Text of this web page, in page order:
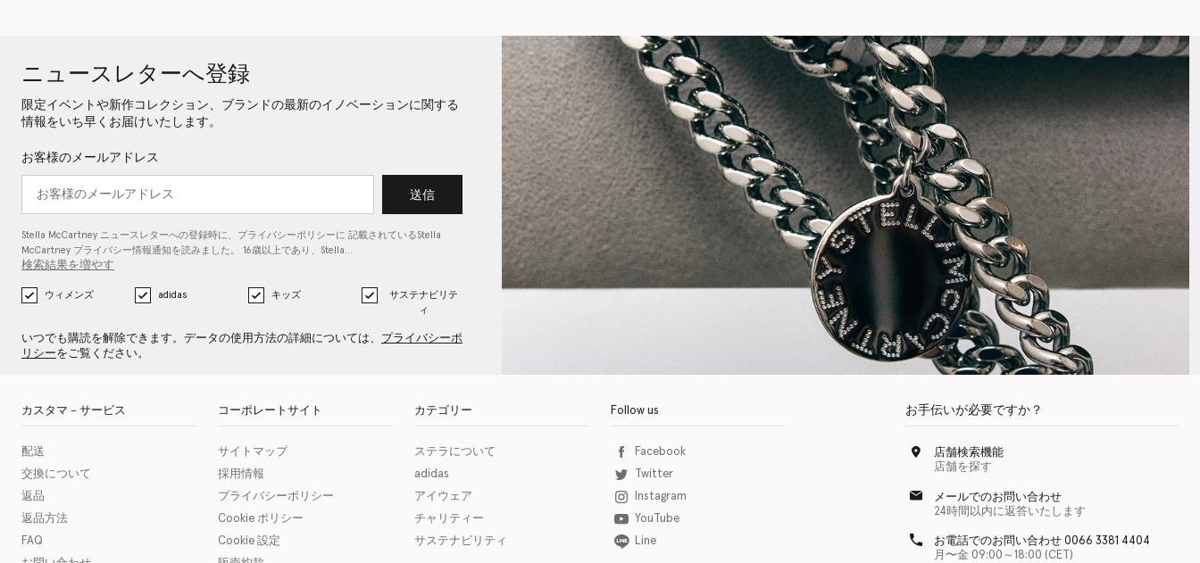
ニュースレターへ登録
限定イベントや新作コレクション、ブランドの最新のイノベーションに関する
情報をいち早くお届けいたします。
お客様のメールアドレス
送信
Stella McCartney ニュースレターへの登録時に、 プライバシーポリシーに 記載されているStella
McCartney プライバシー情報通知を読みました。 16歳以上であり、Stella…
検索結果を増やす
ウィメンズ adidas キッズ
サステナビリテ
ィ
いつでも購読を解除できます。データの使用方法の詳細については、 プライバシーポ
リシーをご覧ください。
カスタマ－サービス
配送
交換について
返品
返品方法
FAQ
コーポレートサイト
サイトマップ
採用情報
プライバシーポリシー
Cookie ポリシー
Cookie 設定
カテゴリー
ステラについて
adidas
アイウェア
チャリティー
サステナビリティ
Follow us
Facebook
Twitter
Instagram
YouTube
Line
お手伝いが必要ですか？
店舗検索機能
店舗を探す
メールでのお問い合わせ
24時間以内に返答いたします
お電話でのお問い合わせ 0066 3381 4404
月〜金 09:00～18:00 (CET)